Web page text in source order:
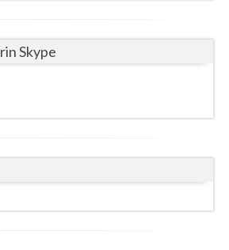
Skype